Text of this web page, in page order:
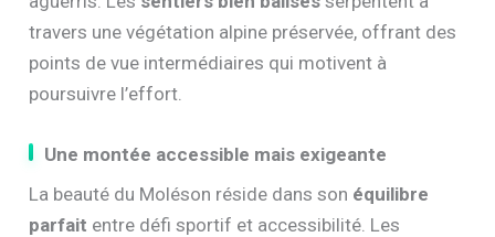
travers une végétation alpine préservée, offrant des
points de vue intermédiaires qui motivent à
poursuivre l’effort.
Une montée accessible mais exigeante
La beauté du Moléson réside dans son équilibre
parfait entre défi sportif et accessibilité. Les